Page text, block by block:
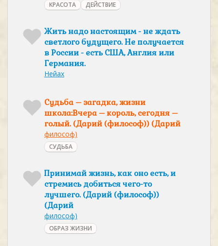
КРАСОТА ДЕЙСТВИЕ
Жить надо настоящим - не ждать
светлого будущего. Не получается
в России - есть США, Англия или
Германия.
Нейах
Судьба – загадка, жизни
школа:Вчера – король, сегодня –
голый. (Дарий (философ)) (Дарий
философ)
СУДЬБА
Принимай жизнь, как оно есть, и
стремись добиться чего-то
лучшего. (Дарий (философ))
(Дарий
философ)
ОБРАЗ ЖИЗНИ